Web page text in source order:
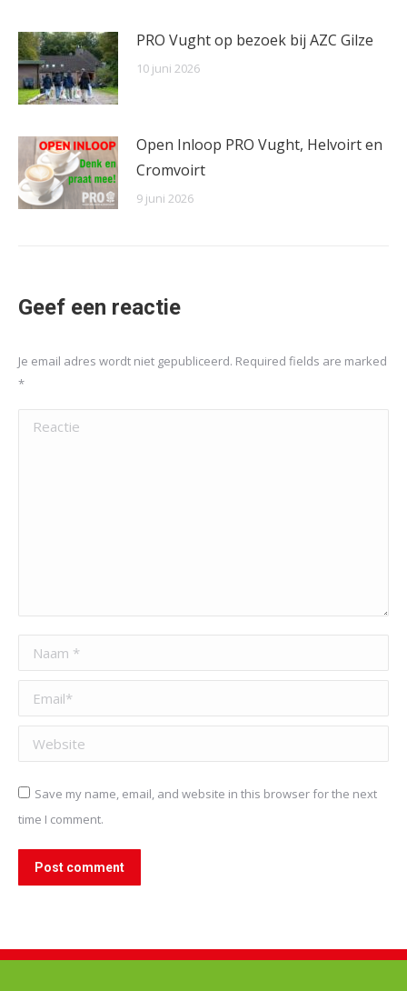
PRO Vught op bezoek bij AZC Gilze
10 juni 2026
Open Inloop PRO Vught, Helvoirt en
Cromvoirt
9 juni 2026
Geef een reactie
Je email adres wordt niet gepubliceerd. Required fields are marked
*
Reactie
Naam *
Email *
Website
Save my name, email, and website in this browser for the next
time I comment.
Post comment